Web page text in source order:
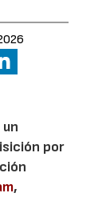
por
,